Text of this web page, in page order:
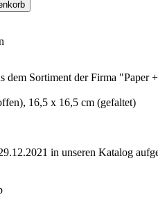
dem Sortiment der Firma
16,5 x 16,5 cm (gefaltet)
in unseren Katalog